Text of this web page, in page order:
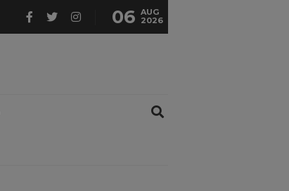
06 AUG
2026